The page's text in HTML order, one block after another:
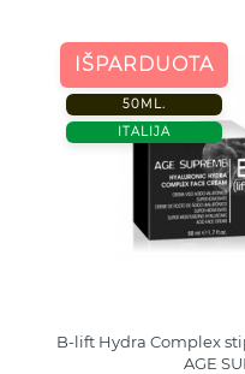
IŠPARDUOTA
50ML.
ITALIJA
B-lift Hydra Complex
AGE